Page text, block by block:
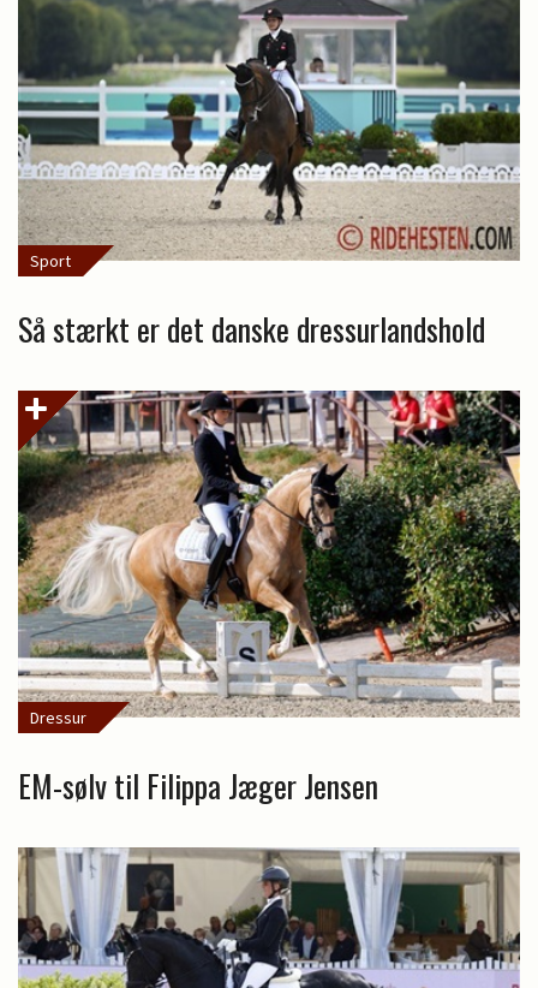
Sport
Så stærkt er det danske dressurlandshold
Dressur
EM-sølv til Filippa Jæger Jensen